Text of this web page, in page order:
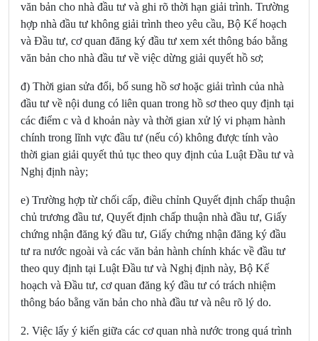
văn bản cho nhà đầu tư và ghi rõ thời hạn giải trình. Trường
hợp nhà đầu tư không giải trình theo yêu cầu, Bộ Kế hoạch
và Đầu tư, cơ quan đăng ký đầu tư xem xét thông báo bằng
văn bản cho nhà đầu tư về việc dừng giải quyết hồ sơ;
đ) Thời gian sửa đổi, bổ sung hồ sơ hoặc giải trình của nhà
đầu tư về nội dung có liên quan trong hồ sơ theo quy định tại
các điểm c và d khoản này và thời gian xử lý vi phạm hành
chính trong lĩnh vực đầu tư (nếu có) không được tính vào
thời gian giải quyết thủ tục theo quy định của Luật Đầu tư và
Nghị định này;
e) Trường hợp từ chối cấp, điều chỉnh Quyết định chấp thuận
chủ trương đầu tư, Quyết định chấp thuận nhà đầu tư, Giấy
chứng nhận đăng ký đầu tư, Giấy chứng nhận đăng ký đầu
tư ra nước ngoài và các văn bản hành chính khác về đầu tư
theo quy định tại Luật Đầu tư và Nghị định này, Bộ Kế
hoạch và Đầu tư, cơ quan đăng ký đầu tư có trách nhiệm
thông báo bằng văn bản cho nhà đầu tư và nêu rõ lý do.
2. Việc lấy ý kiến giữa các cơ quan nhà nước trong quá trình